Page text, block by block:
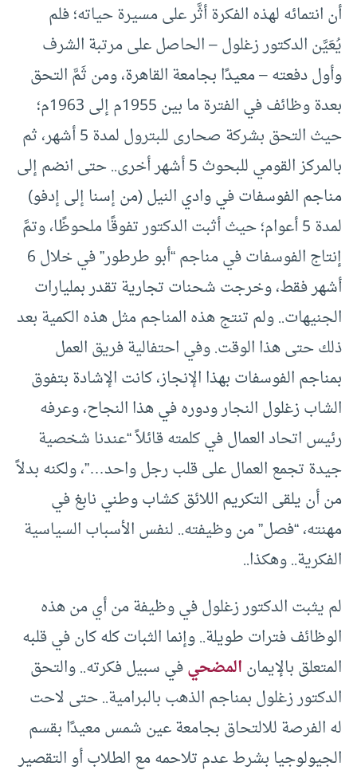
أن انتمائه لهذه الفكرة أثَّر على مسيرة حياته؛ فلم
يُعَيَّن الدكتور زغلول – الحاصل على مرتبة الشرف
وأول دفعته – معيدًا بجامعة القاهرة، ومن ثَمَّ التحق
بعدة وظائف في الفترة ما بين 1955م إلى 1963م؛
حيث التحق بشركة صحارى للبترول لمدة 5 أشهر، ثم
بالمركز القومي للبحوث 5 أشهر أخرى.. حتى انضم إلى
مناجم الفوسفات في وادي النيل (من إسنا إلى إدفو)
لمدة 5 أعوام؛ حيث أثبت الدكتور تفوقًا ملحوظًا، وتمَّ
إنتاج الفوسفات في مناجم “أبو طرطور” في خلال 6
أشهر فقط، وخرجت شحنات تجارية تقدر بمليارات
الجنيهات.. ولم تنتج هذه المناجم مثل هذه الكمية بعد
ذلك حتى هذا الوقت. وفي احتفالية فريق العمل
بمناجم الفوسفات بهذا الإنجاز، كانت الإشادة بتفوق
الشاب زغلول النجار ودوره في هذا النجاح، وعرفه
رئيس اتحاد العمال في كلمته قائلاً “عندنا شخصية
جيدة تجمع العمال على قلب رجل واحد…”، ولكنه بدلاً
من أن يلقى التكريم اللائق كشاب وطني نابغ في
مهنته، “فصل” من وظيفته.. لنفس الأسباب السياسية
الفكرية.. وهكذا..
لم يثبت الدكتور زغلول في وظيفة من أي من هذه
الوظائف فترات طويلة.. وإنما الثبات كله كان في قلبه
المتعلق بالإيمانالمضحيفي سبيل فكرته.. والتحق
الدكتور زغلول بمناجم الذهب بالبرامية.. حتى لاحت
له الفرصة للالتحاق بجامعة عين شمس معيدًا بقسم
الجيولوجيا بشرط عدم تلاحمه مع الطلاب أو التقصير